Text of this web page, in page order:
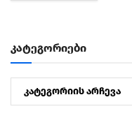
კატეგორიები
კატეგორიები